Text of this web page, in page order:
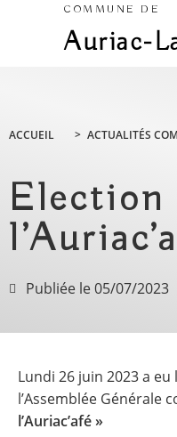
COMMUNE DE
Auriac-
ACCUEIL > ACTUALITÉS
Election
Publiée le05/07/2023
Lundi 26 juin 2023 a eu
l’Assemblée Générale
l’Auriac’afé »